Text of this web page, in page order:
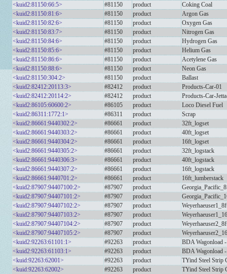
<kuid2:81150:66:5>
#81150 product
Coking Coal
<kuid2:81150:81:6>
#81150 product
Argon Gas
<kuid2:81150:82:6>
#81150 product
Oxygen Gas
<kuid2:81150:83:7>
#81150 product
Nitrogen Gas
<kuid2:81150:84:6>
#81150 product
Hydrogen Gas
<kuid2:81150:85:6>
#81150 product
Helium Gas
<kuid2:81150:86:6>
#81150 product
Acetylene Gas
<kuid2:81150:88:6>
#81150 product
Neon Gas
<kuid2:81150:304:2>
#81150 product
Ballast
<kuid2:82412:20113:3>
#82412 product
Products-Car-01
<kuid2:82412:20114:2>
#82412 product
Products-Car-
<kuid2:86105:60600:2>
#86105 product
Loco Diesel Fuel
<kuid2:86311:1772:1>
#86311 product
Scrap
<kuid2:86661:9440302:2>
#86661 product
32ft_logset
<kuid2:86661:9440303:2>
#86661 product
40ft_logset
<kuid2:86661:9440304:2>
#86661 product
16ft_logset
<kuid2:86661:9440305:2>
#86661 product
32ft_logstack
<kuid2:86661:9440306:3>
#86661 product
40ft_logstack
<kuid2:86661:9440307:2>
#86661 product
16ft_logstack
<kuid2:86661:9440701:2>
#86661 product
16ft_lumberstack
<kuid2:87907:94407100:2>
#87907 product
<kuid2:87907:94407101:2>
#87907 product
<kuid2:87907:94407102:2>
#87907 product
<kuid2:87907:94407103:2>
#87907 product
<kuid2:87907:94407104:2>
#87907 product
<kuid2:87907:94407105:2>
#87907 product
<kuid2:92263:61101:1>
#92263 product
BDA Wagonload
<kuid2:92263:61103:1>
#92263 product
BDA Wagonload
<kuid:92263:62001>
#92263 product
TYind Steel Strip
<kuid:92263:62002>
#92263 product
TYind Steel Strip